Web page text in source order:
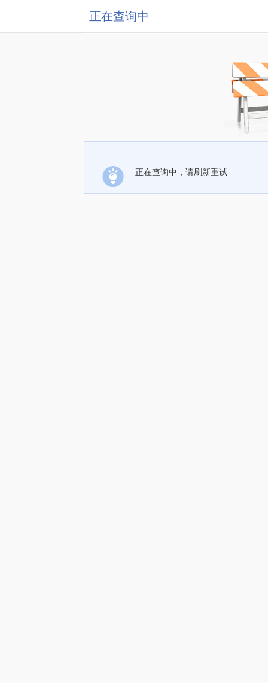
正在查询中
正在查询中，请刷新重试